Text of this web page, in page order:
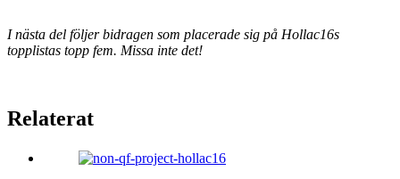
I nästa del följer bidragen som placerade sig på Hollac16s
topplistas topp fem. Missa inte det!
Relaterat